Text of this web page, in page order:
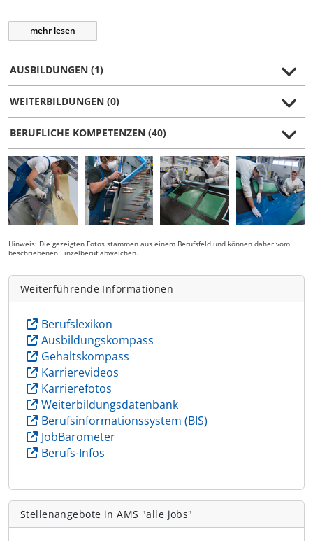
mehr lesen
AUSBILDUNGEN (1)
WEITERBILDUNGEN (0)
BERUFLICHE KOMPETENZEN (40)
Hinweis: Die gezeigten Fotos stammen aus einem Berufsfeld und können daher vom
beschriebenen Einzelberuf abweichen.
Weiterführende Informationen
Berufslexikon
Ausbildungskompass
Gehaltskompass
Karrierevideos
Karrierefotos
Weiterbildungsdatenbank
Berufsinformationssystem (BIS)
JobBarometer
Berufs-Infos
Stellenangebote in AMS "alle jobs"